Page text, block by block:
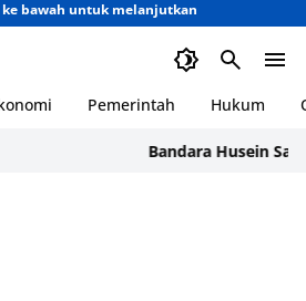
ke bawah untuk melanjutkan
Pemerintah Hukum
Bandara Husein